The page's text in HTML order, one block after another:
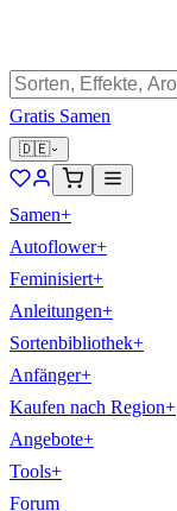
Gratis Samen
🇩🇪
Samen+
Autoflower+
Feminisiert+
Anleitungen+
Sortenbibliothek+
Anfänger+
Kaufen nach Region+
Angebote+
Tools+
Forum